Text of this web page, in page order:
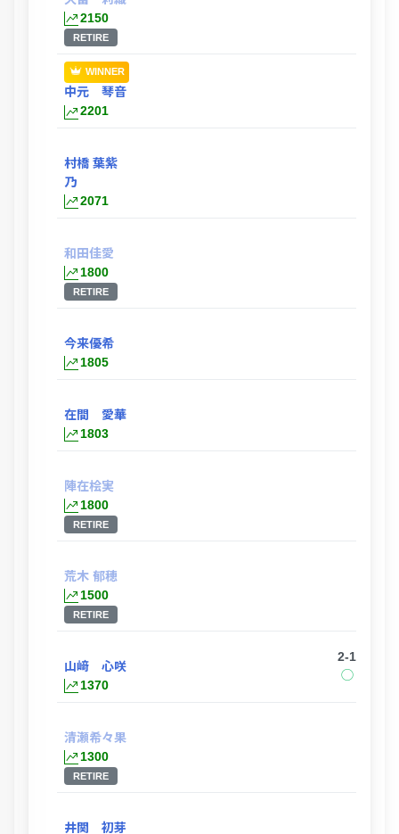
2150
RETIRE
WINNER
中元 琴音
2201
村橋 葉紫
乃
2071
和田佳愛
1800
RETIRE
今来優希
1805
在間 愛華
1803
陣在桧実
1800
RETIRE
荒木 郁穂
1500
RETIRE
山﨑 心咲
1370
2-1
◯
清瀬希々果
1300
RETIRE
井関 初芽